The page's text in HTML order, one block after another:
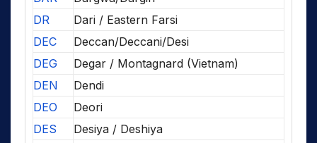
DR
Dari / Eastern Farsi
DEC
Deccan/Deccani/Desi
DEG
Degar / Montagnard (Vietnam)
DEN
Dendi
DEO
Deori
DES
Desiya / Deshiya